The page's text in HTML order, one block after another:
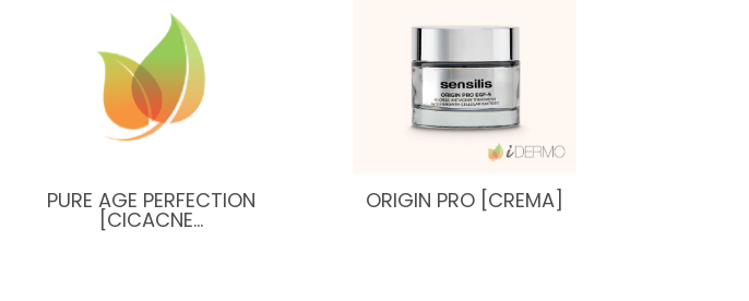
PURE AGE PERFECTION
[CICACNE…
ORIGIN PRO [CREMA]